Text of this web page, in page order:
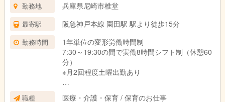
勤務地 兵庫県尼崎市椎堂
最寄駅 阪急神戸本線 園田駅 駅より徒歩15分
勤務時間
1年単位の変形労働時間制
7:30～19:30の間で実働8時間シフト制（休憩60
分）
※月2回程度土曜出勤あり
◆残業は月平均1時間と少なく、持ち帰り仕事は
職種
医療・介護・保育 / 保育のお仕事